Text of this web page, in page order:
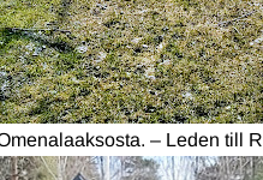
– Leden till